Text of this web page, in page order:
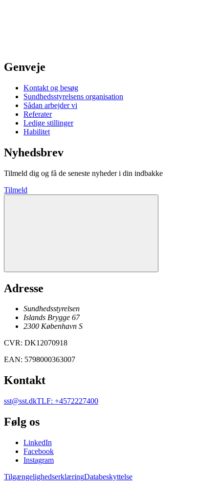
Genveje
Kontakt og besøg
Sundhedsstyrelsens organisation
Sådan arbejder vi
Referater
Ledige stillinger
Habilitet
Nyhedsbrev
Tilmeld dig og få de seneste nyheder i din indbakke
Tilmeld
Adresse
Sundhedsstyrelsen
Islands Brygge 67
2300 København S
CVR: DK12070918
EAN: 5798000363007
Kontakt
sst@sst.dkTLF: +4572227400
Følg os
LinkedIn
Facebook
Instagram
TilgængelighedserklæringDatabeskyttelse